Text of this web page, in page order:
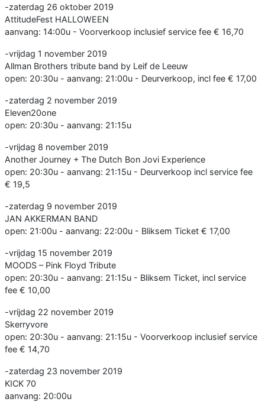
-zaterdag 26 oktober 2019
AttitudeFest HALLOWEEN
aanvang: 14:00u - Voorverkoop inclusief service fee € 16,70
-vrijdag 1 november 2019
Allman Brothers tribute band by Leif de Leeuw
open: 20:30u - aanvang: 21:00u - Deurverkoop, incl fee € 17,00
-zaterdag 2 november 2019
Eleven20one
open: 20:30u - aanvang: 21:15u
-vrijdag 8 november 2019
Another Journey + The Dutch Bon Jovi Experience
open: 20:30u - aanvang: 21:15u - Deurverkoop incl service fee
€ 19,5
-zaterdag 9 november 2019
JAN AKKERMAN BAND
open: 21:00u - aanvang: 22:00u - Bliksem Ticket € 17,00
-vrijdag 15 november 2019
MOODS – Pink Floyd Tribute
open: 20:30u - aanvang: 21:15u - Bliksem Ticket, incl service
fee € 10,00
-vrijdag 22 november 2019
Skerryvore
open: 20:30u - aanvang: 21:15u - Voorverkoop inclusief service
fee € 14,70
-zaterdag 23 november 2019
KICK 70
aanvang: 20:00u